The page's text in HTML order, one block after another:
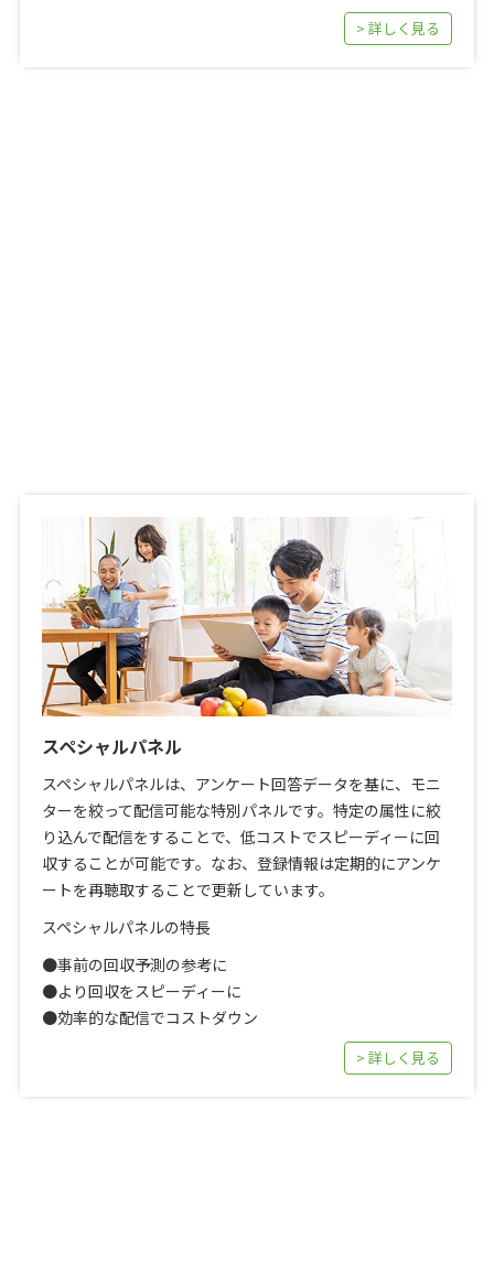
> 詳しく見る
スペシャルパネル
スペシャルパネルは、アンケート回答データを基に、モニ
ターを絞って配信可能な特別パネルです。特定の属性に絞
り込んで配信をすることで、低コストでスピーディーに回
収することが可能です。なお、登録情報は定期的にアンケ
ートを再聴取することで更新しています。
スペシャルパネルの特長
●事前の回収予測の参考に
●より回収をスピーディーに
●効率的な配信でコストダウン
> 詳しく見る